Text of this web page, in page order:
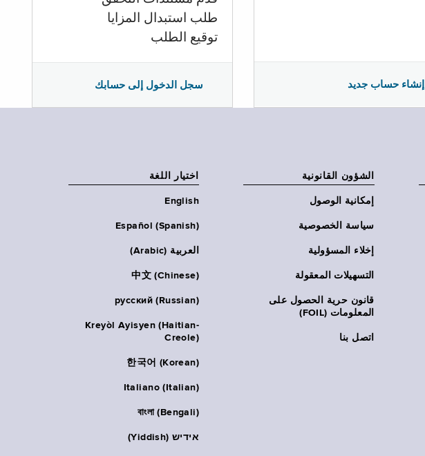
طلب استبدال المزايا
توقيع الطلب
سجل الدخول إلى حسابك إنشاء حساب جديد
الشؤون القانونية
إمكانية الوصول
سياسة الخصوصية
إخلاء المسؤولية
التسهيلات المعقولة
قانون حرية الحصول على
المعلومات (FOIL)
اتصل بنا
اختيار اللغة
English
Español (Spanish)
العربية (Arabic)
中文 (Chinese)
русский (Russian)
Kreyòl Ayisyen (Haitian-
Creole)
한국어 (Korean)
Italiano (Italian)
বাংলা (Bengali)
אידיש (Yiddish)